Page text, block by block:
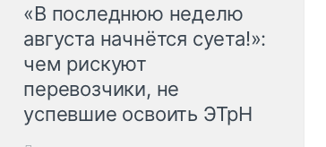
«В последнюю неделю
августа начнётся суета!»:
чем рискуют
перевозчики, не
успевшие освоить ЭТрН